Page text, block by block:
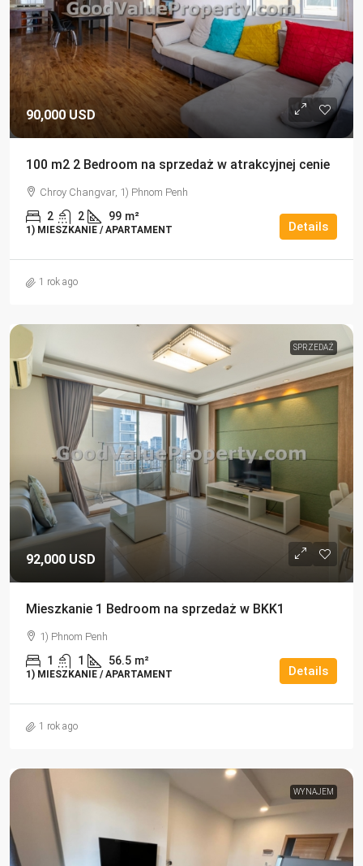
90,000 USD
100 m2 2 Bedroom na sprzedaż w atrakcyjnej cenie
Chroy Changvar, 1) Phnom Penh
2 2 99 m²
1) MIESZKANIE / APARTAMENT Details
1 rok ago
SPRZEDAŻ
92,000 USD
Mieszkanie 1 Bedroom na sprzedaż w BKK1
1) Phnom Penh
1 1 56.5 m²
1) MIESZKANIE / APARTAMENT Details
1 rok ago
WYNAJEM